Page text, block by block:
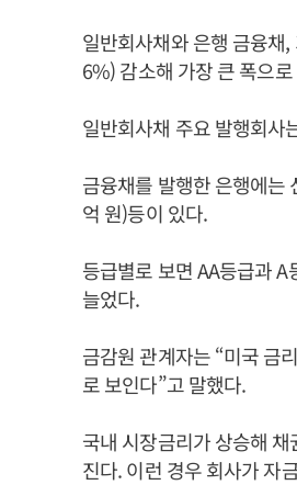
일반회사채와 은행 금융채
6%) 감소해 가장 큰 폭으
일반회사채 주요 발행회사
금융채를 발행한 은행에는
억 원)등이 있다.
등급별로 보면 AA등급과
늘었다.
금감원 관계자는 “미국 금
로 보인다”고 말했다.
국내 시장금리가 상승해
진다. 이런 경우 회사가 자